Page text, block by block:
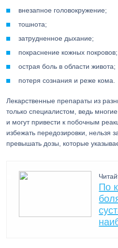
внезапное головокружение;
тошнота;
затрудненное дыхание;
покраснение кожных покровов;
острая боль в области живота;
потеря сознания и реже кома.
Лекарственные препараты из
только специалистом, ведь
и могут привести к побочным
избежать передозировки, нельзя
превышать дозы, которые
По